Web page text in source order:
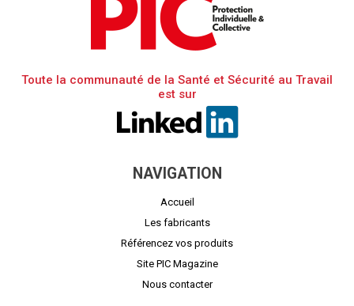
Toute la communauté de la Santé et Sécurité au Travail
est sur
NAVIGATION
Accueil
Les fabricants
Référencez vos produits
Site PIC Magazine
Nous contacter